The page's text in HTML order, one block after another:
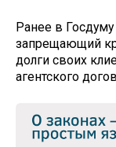
Ранее в Госдуму
запрещающий
долги своих
агентского